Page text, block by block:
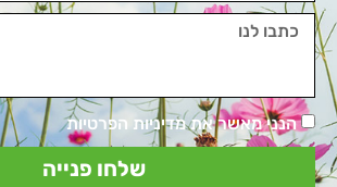
הנני מאשר את מדיניות הפרטיות
שלחו פנייה